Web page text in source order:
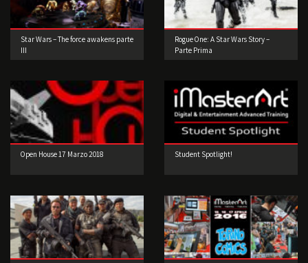
Star Wars – The force awakens parte
III
Rogue One: A Star Wars Story –
Parte Prima
Open House 17 Marzo 2018 Student Spotlight!